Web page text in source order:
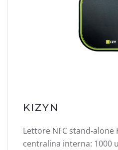
KIZYN
Lettore NFC stand-alone
centralina interna: 1000